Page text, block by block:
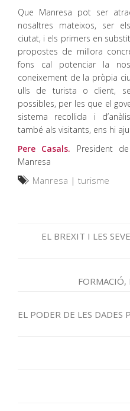
Que Manresa pot ser
nosaltres mateixos, ser
ciutat, i els primers en
propostes de millora
fons cal potenciar la
coneixement de la pròpia
ulls de turista o client,
possibles, per les que el
sistema recollida i
també als visitants, ens hi
Pere Casals. President
Manresa
Manresa | turisme
EL BREXIT I LES
EL PODER DE LES DADES